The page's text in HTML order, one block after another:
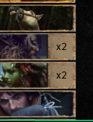
x2
x2